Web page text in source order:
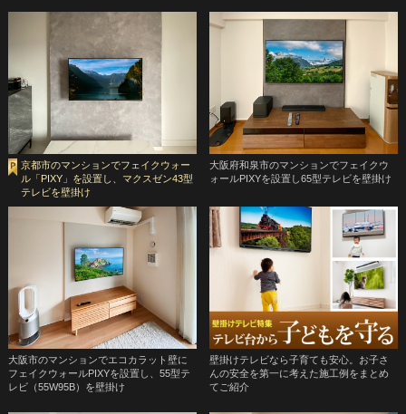
京都市のマンションでフェイクウォー
ル「PIXY」を設置し、マクスゼン43型
テレビを壁掛け
大阪府和泉市のマンションでフェイクウ
ォールPIXYを設置し65型テレビを壁掛け
大阪市のマンションでエコカラット壁に
フェイクウォールPIXYを設置し、55型テ
レビ（55W95B）を壁掛け
壁掛けテレビなら子育ても安心。お子さ
んの安全を第一に考えた施工例をまとめ
てご紹介